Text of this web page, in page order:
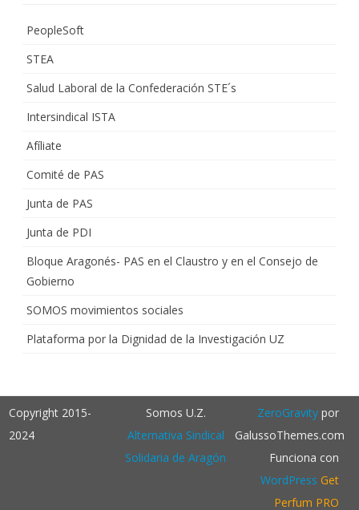
PeopleSoft
STEA
Salud Laboral de la Confederación STE´s
Intersindical ISTA
Afíliate
Comité de PAS
Junta de PAS
Junta de PDI
Bloque Aragonés- PAS en el Claustro y en el Consejo de
Gobierno
SOMOS movimientos sociales
Plataforma por la Dignidad de la Investigación UZ
Copyright 2015-
2024
Somos U.Z.
Alternativa Sindical
Solidaria de Aragón
ZeroGravitypor
GalussoThemes.com
Funciona con
WordPress Get
Perfum PRO